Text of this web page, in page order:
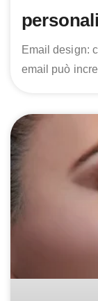
Email design:
email può